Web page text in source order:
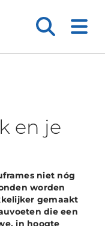
en je
niet nóg
worden
gemaakt
die een
in hoogte